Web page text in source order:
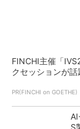
FINCHI主催「
クセッションが話
PR(FINCHI on GOETHE)
S